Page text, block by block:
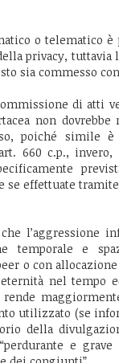
o telematico è
privacy, tuttavia
sia commesso
di atti
non
poiché simile
660 c.p.,
se effettuate
l’aggressione
temporale e
o con
nel tempo
utilizzato (se
della
e